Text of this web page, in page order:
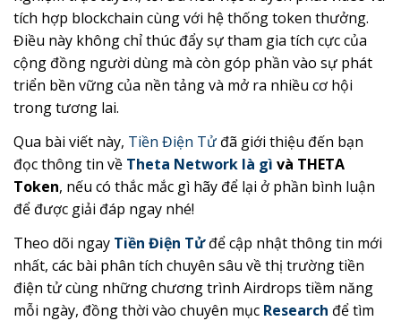
tích hợp blockchain cùng với hệ thống token thưởng.
Điều này không chỉ thúc đẩy sự tham gia tích cực của
cộng đồng người dùng mà còn góp phần vào sự phát
triển bền vững của nền tảng và mở ra nhiều cơ hội
trong tương lai.
Qua bài viết này, Tiền Điện Tử đã giới thiệu đến bạn
đọc thông tin về Theta Network là gì và THETA
Token, nếu có thắc mắc gì hãy để lại ở phần bình luận
để được giải đáp ngay nhé!
Theo dõi ngay Tiền Điện Tửđể cập nhật thông tin mới
nhất, các bài phân tích chuyên sâu về thị trường tiền
điện tử cùng những chương trình Airdrops tiềm năng
mỗi ngày, đồng thời vào chuyên mục Research để tìm